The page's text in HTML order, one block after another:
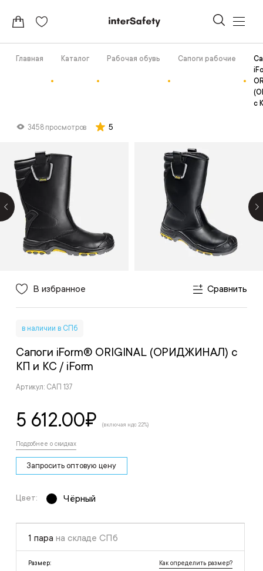
Главная Каталог Рабочая обувь Сапоги рабочие
с
3458 просмотров 5
В избранное Сравнить
в наличии в СПб
Сапоги iForm® ORIGINAL (ОРИДЖИНАЛ) с
КП и КС / iForm
Артикул: САП 137
5 612.00₽ (включая ндс 22%)
Подробнее о скидках
Запросить оптовую цену
Цвет: Чёрный
1 пара на складе СПб
Размер: Как определить размер?